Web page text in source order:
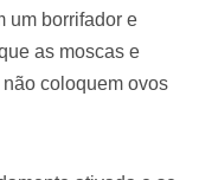
um borrifador e
as moscas e
coloquem ovos